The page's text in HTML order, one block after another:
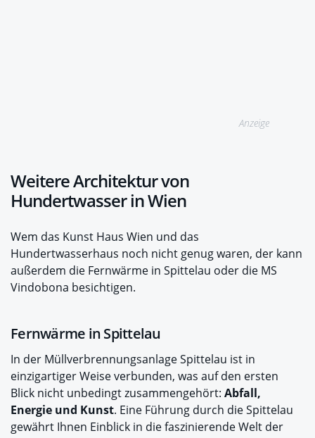
Anzeige
Weitere Architektur von
Hundertwasser in Wien
Wem das Kunst Haus Wien und das
Hundertwasserhaus noch nicht genug waren, der kann
außerdem die Fernwärme in Spittelau oder die MS
Vindobona besichtigen.
Fernwärme in Spittelau
In der Müllverbrennungsanlage Spittelau ist in
einzigartiger Weise verbunden, was auf den ersten
Blick nicht unbedingt zusammengehört: Abfall,
Energie und Kunst. Eine Führung durch die Spittelau
gewährt Ihnen Einblick in die faszinierende Welt der